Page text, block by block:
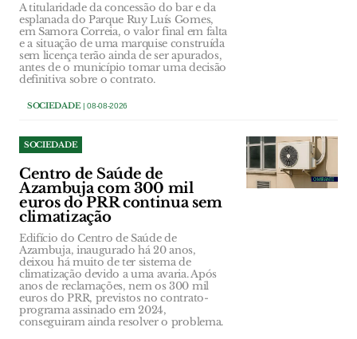
A titularidade da concessão do bar e da
esplanada do Parque Ruy Luís Gomes,
em Samora Correia, o valor final em falta
e a situação de uma marquise construída
sem licença terão ainda de ser apurados,
antes de o município tomar uma decisão
definitiva sobre o contrato.
SOCIEDADE| 08-08-2026
SOCIEDADE
Centro de Saúde de
Azambuja com 300 mil
euros do PRR continua sem
climatização
Edifício do Centro de Saúde de
Azambuja, inaugurado há 20 anos,
deixou há muito de ter sistema de
climatização devido a uma avaria. Após
anos de reclamações, nem os 300 mil
euros do PRR, previstos no contrato-
programa assinado em 2024,
conseguiram ainda resolver o problema.